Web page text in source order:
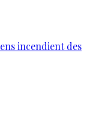
incendient des